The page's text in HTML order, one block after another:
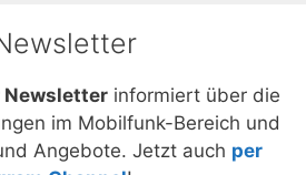
Newsletter informiert über die
im Mobilfunk-Bereich und
Angebote. Jetzt auch per